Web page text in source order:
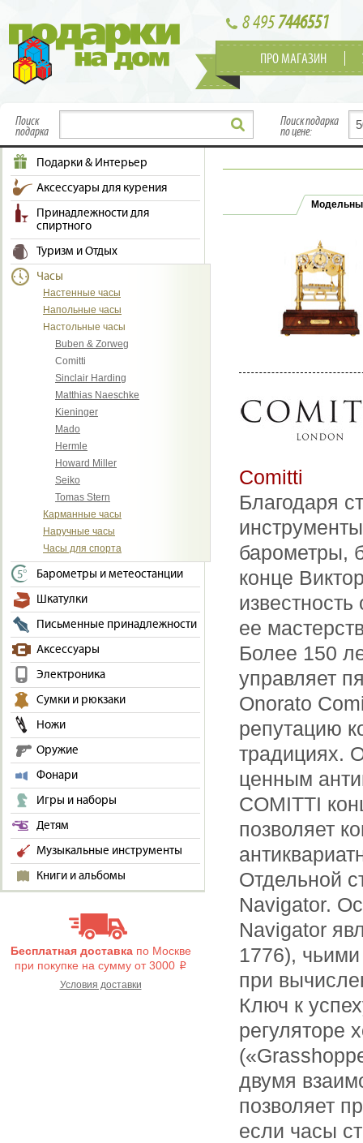
8 4957446551
ПРО МАГАЗИН
Поиск
подарка
Поиск подарка
по цене:
Подарки & Интерьер
Аксессуары для курения
Принадлежности для
спиртного
Туризм и Отдых
Часы
Настенные часы
Напольные часы
Настольные часы
Buben & Zorweg
Comitti
Sinclair Harding
Matthias Naeschke
Kieninger
Mado
Hermle
Howard Miller
Seiko
Tomas Stern
Карманные часы
Наручные часы
Часы для спорта
Барометры и метеостанции
Шкатулки
Письменные принадлежности
Аксессуары
Электроника
Сумки и рюкзаки
Ножи
Оружие
Фонари
Игры и наборы
Детям
Музыкальные инструменты
Книги и альбомы
Бесплатная доставкапо Москве
при покупке на сумму от 3000 i
Условия доставки
Comitti
Благодаря
барометры,
конце
ее
Более 150
управляет
Onorato
репутацию
традициях.
ценным
COMITTI
позволяет
Отдельной
Navigator.
Navigator
1776),
при
Ключ к
регуляторе
двумя
позволяет
если часы